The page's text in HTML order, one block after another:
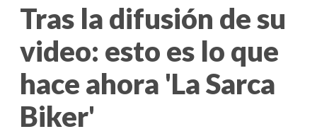
Tras la difusión de su
video: esto es lo que
hace ahora 'La Sarca
Biker'